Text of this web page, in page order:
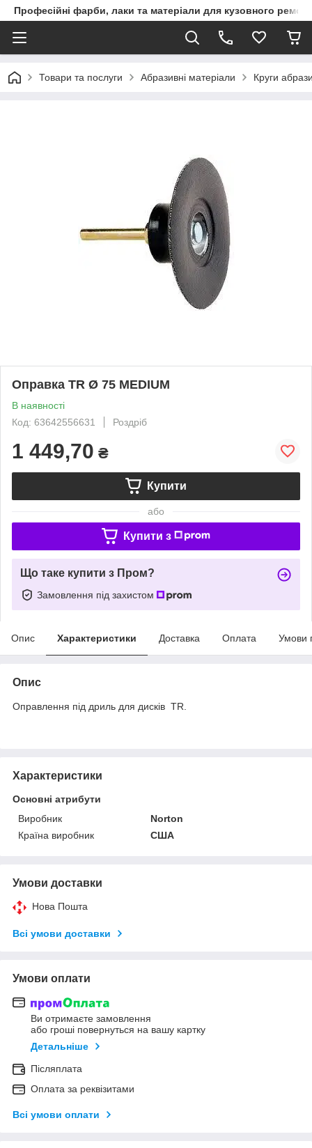
Професійні фарби, лаки та матеріали для кузовного
Товари та послуги Абразивні матеріали Круги
Оправка TR Ø 75 MEDIUM
В наявності
Код: 63642556631
Роздріб
1 449,70 ₴
Купити
або
Купити з
Що таке купити з Пром?
Замовлення під захистом
Опис Характеристики Доставка Оплата Умови
Опис
Оправлення під дриль для дисків TR.
Характеристики
Основні атрибути
Виробник
Norton
Країна виробник
США
Умови доставки
Нова Пошта
Всі умови доставки
Умови оплати
Ви отримаєте замовлення
або гроші повернуться на вашу картку
Детальніше
Післяплата
Оплата за реквізитами
Всі умови оплати